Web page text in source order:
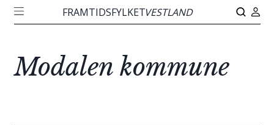
FRAMTIDSFYLKETVESTLAND
Modalen kommune